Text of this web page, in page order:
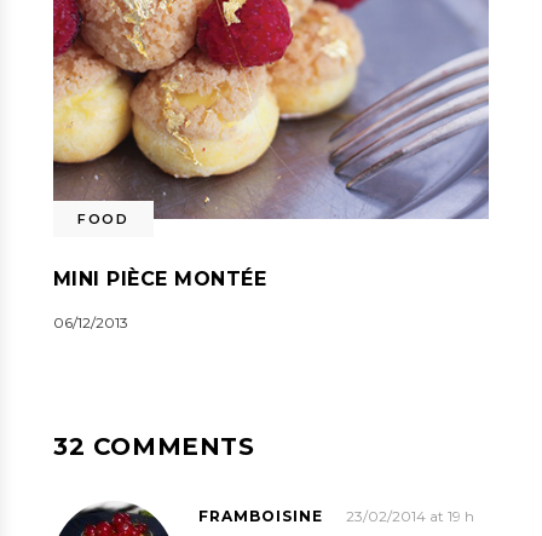
FOOD
MINI PIÈCE MONTÉE
06/12/2013
32 COMMENTS
FRAMBOISINE 23/02/2014 at 19 h